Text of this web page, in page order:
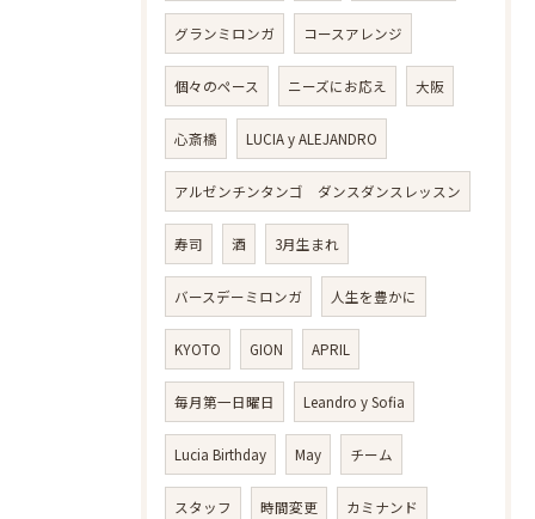
グランミロンガ コースアレンジ
個々のペース ニーズにお応え 大阪
心斎橋 LUCIA y ALEJANDRO
アルゼンチンタンゴ ダンスダンスレッスン
寿司 酒 3月生まれ
バースデーミロンガ 人生を豊かに
KYOTO GION APRIL
毎月第一日曜日 Leandro y Sofia
Lucia Birthday May チーム
スタッフ 時間変更 カミナンド